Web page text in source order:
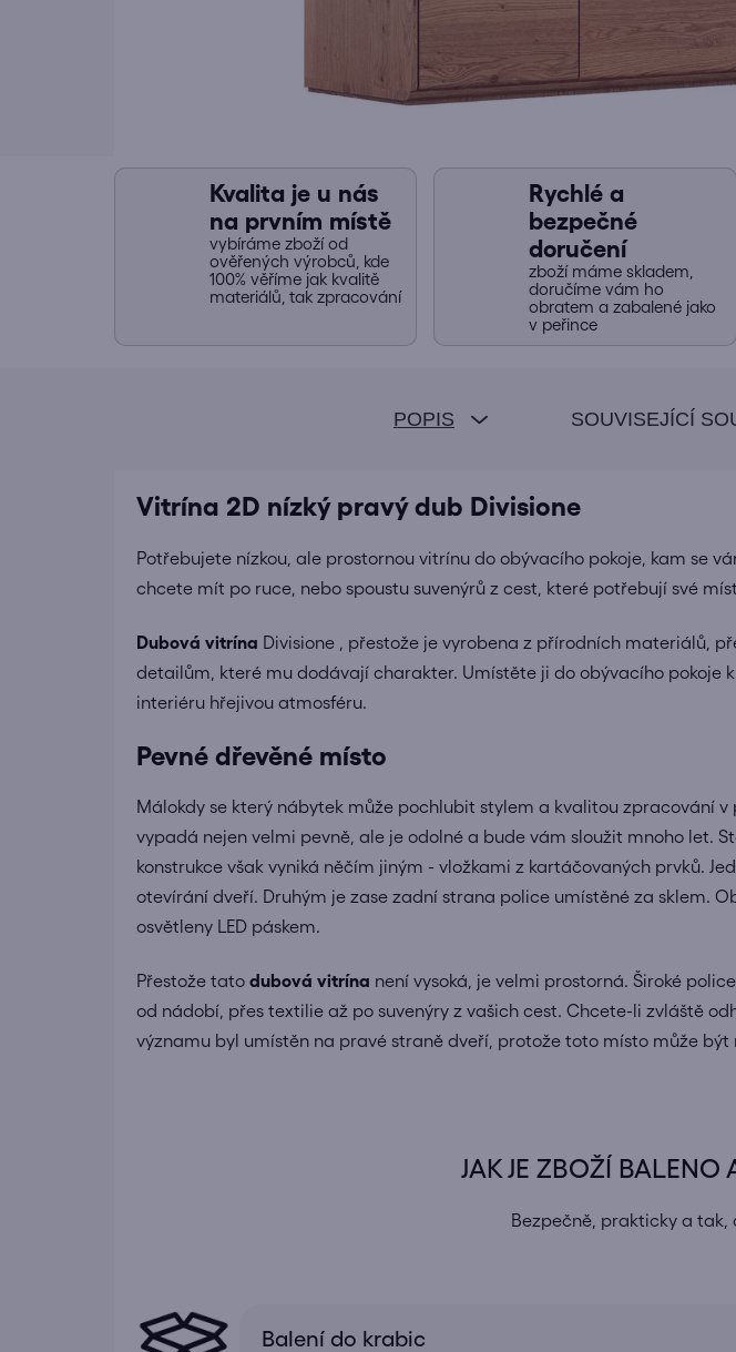
Kvalita je u nás
na prvním místě
vybíráme zboží od
ověřených výrobců, kde
100% věříme jak kvalitě
materiálů, tak zpracování
Rychlé a
bezpečné
doručení
zboží máme skladem,
doručíme vám ho
obratem a zabalené jako
v peřince
POPIS SOUVISEJÍCÍ
Vitrína 2D nízký pravý dub Divisione
Potřebujete nízkou, ale prostornou vitrínu do obývacího pokoje, kam se
chcete mít po ruce, nebo spoustu suvenýrů z cest, které potřebují své
Dubová vitrína Divisione , přestože je vyrobena z přírodních materiálů,
detailům, které mu dodávají charakter. Umístěte ji do obývacího pokoje
interiéru hřejivou atmosféru.
Pevné dřevěné místo
Málokdy se který nábytek může pochlubit stylem a kvalitou zpracování v
vypadá nejen velmi pevně, ale je odolné a bude vám sloužit mnoho let.
konstrukce však vyniká něčím jiným - vložkami z kartáčovaných prvků.
otevírání dveří. Druhým je zase zadní strana police umístěné za sklem.
osvětleny LED páskem.
Přestože tato dubová vitrína není vysoká, je velmi prostorná. Široké
od nádobí, přes textilie až po suvenýry z vašich cest. Chcete-li zvláště
významu byl umístěn na pravé straně dveří, protože toto místo může být
JAK JE ZBOŽÍ BALENO
Bezpečně, prakticky a
Balení do krabic